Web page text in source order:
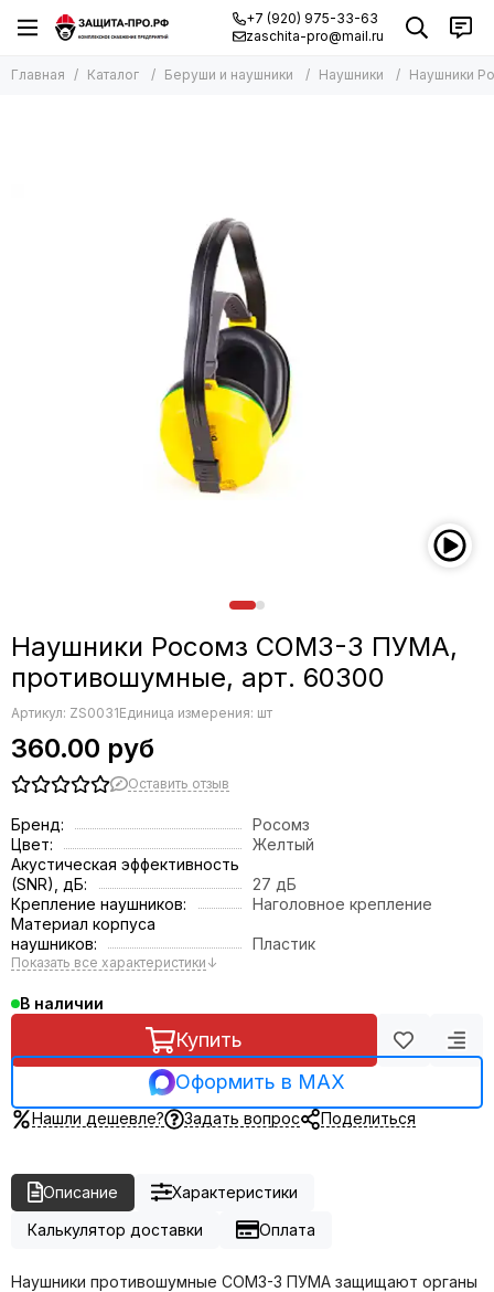
+7 (920) 975-33-63
zaschita-pro@mail.ru
Главная Каталог Беруши и наушники Наушники Наушники
Наушники Росомз СОМЗ-3 ПУМА,
противошумные, арт. 60300
Артикул: ZS0031Единица измерения: шт
360.00 руб
Оставить отзыв
Бренд:
Росомз
Цвет:
Желтый
Акустическая эффективность
(SNR), дБ:
27 дБ
Крепление наушников:
Наголовное крепление
Материал корпуса
наушников:
Пластик
Показать все характеристики ↓
В наличии
Купить
Оформить в MAX
Нашли дешевле? Задать вопрос Поделиться
Описание
Характеристики
Калькулятор доставки
Оплата
Наушники противошумные СОМЗ-3 ПУМА защищают органы